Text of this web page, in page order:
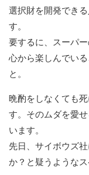
選択財を開発でき
す。
要するに、スーパ
心から楽しんでい
と。
晩酌をしなくても
す。そのムダを愛
います。
先日、サイボウズ
か？と疑うようなス